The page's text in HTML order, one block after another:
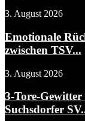
3. August 2026
Emotionale
zwischen TSV...
3. August 2026
3-Tore-
Suchsdorfer